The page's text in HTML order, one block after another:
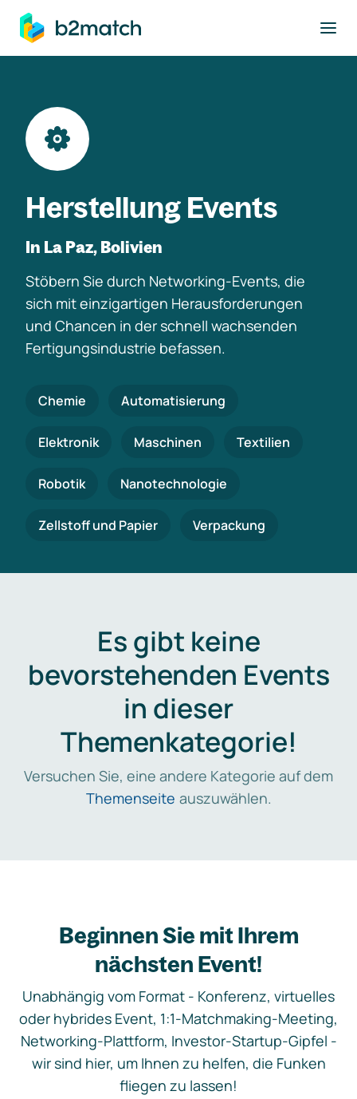
springen
Herstellung Events
In La Paz, Bolivien
Stöbern Sie durch Networking-Events, die
sich mit einzigartigen Herausforderungen
und Chancen in der schnell wachsenden
Fertigungsindustrie befassen.
Chemie Automatisierung
Elektronik Maschinen Textilien
Robotik Nanotechnologie
Zellstoff und Papier Verpackung
Es gibt keine
bevorstehenden Events
in dieser
Themenkategorie!
Versuchen Sie, eine andere Kategorie auf dem
Themenseite auszuwählen.
Beginnen Sie mit Ihrem
nächsten Event!
Unabhängig vom Format - Konferenz, virtuelles
oder hybrides Event, 1:1-Matchmaking-Meeting,
Networking-Plattform, Investor-Startup-Gipfel -
wir sind hier, um Ihnen zu helfen, die Funken
fliegen zu lassen!